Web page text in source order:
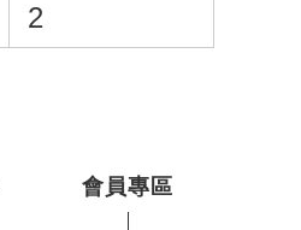
2
會員專區